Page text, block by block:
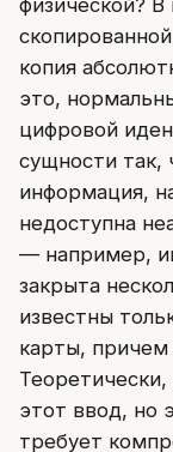
копия
это,
цифровой
сущности так,
информация,
недоступна
— например,
закрыта
известны
карты, причем
этот ввод, но
требует